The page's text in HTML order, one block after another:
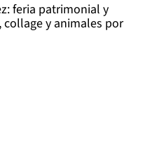
feria patrimonial y
y animales por